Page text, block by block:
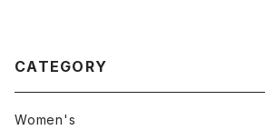
CATEGORY
Women's